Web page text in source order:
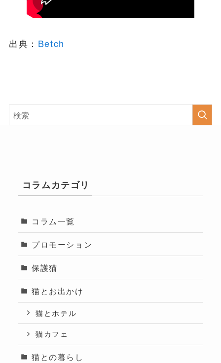
出典： Betch
コラムカテゴリ
コラム一覧
プロモーション
保護猫
猫とお出かけ
猫とホテル
猫カフェ
猫との暮らし